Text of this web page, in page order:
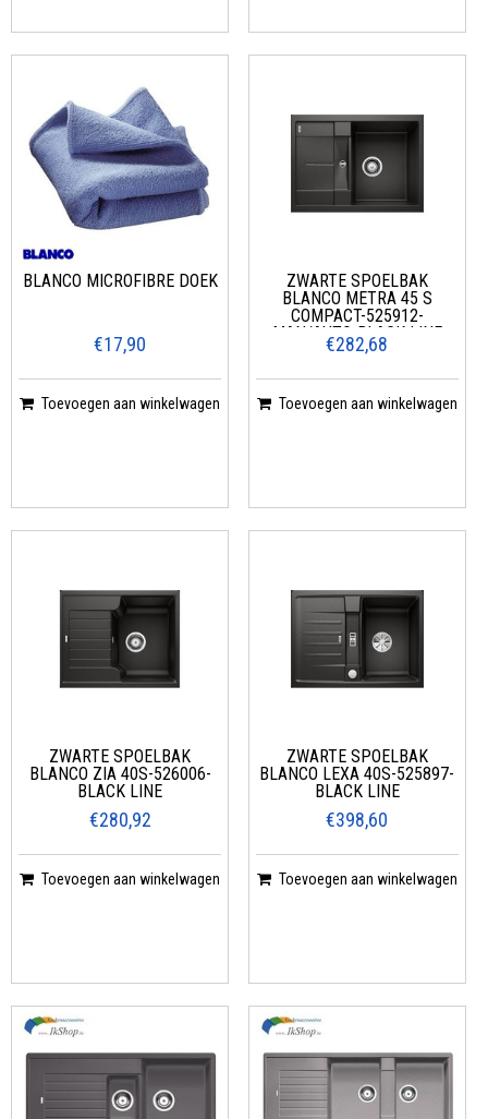
BLANCO MICROFIBRE DOEK
€17,90
Toevoegen aan winkelwagen
ZWARTE SPOELBAK
BLANCO METRA 45 S
COMPACT-525912-
MAN/AUTO-BLACK LINE
€282,68
Toevoegen aan winkelwagen
ZWARTE SPOELBAK
BLANCO ZIA 40S-526006-
BLACK LINE
€280,92
Toevoegen aan winkelwagen
ZWARTE SPOELBAK
BLANCO LEXA 40S-525897-
BLACK LINE
€398,60
Toevoegen aan winkelwagen